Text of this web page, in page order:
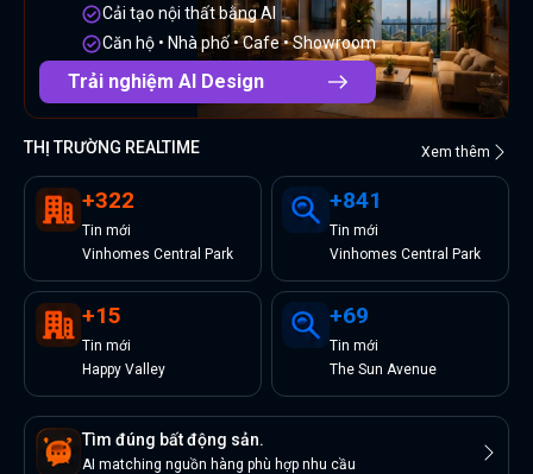
Cải tạo nội thất bằng AI
Căn hộ • Nhà phố • Cafe • Showroom
Trải nghiệm AI Design
THỊ TRƯỜNG REALTIME Xem thêm
+322
Tin mới
Vinhomes Central Park
+841
Tin mới
Vinhomes Central Park
+15
Tin mới
Happy Valley
+69
Tin mới
The Sun Avenue
Tìm đúng bất động sản.
AI matching nguồn hàng phù hợp nhu cầu